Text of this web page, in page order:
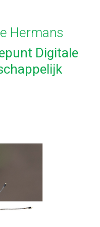
Hermans
Digitale